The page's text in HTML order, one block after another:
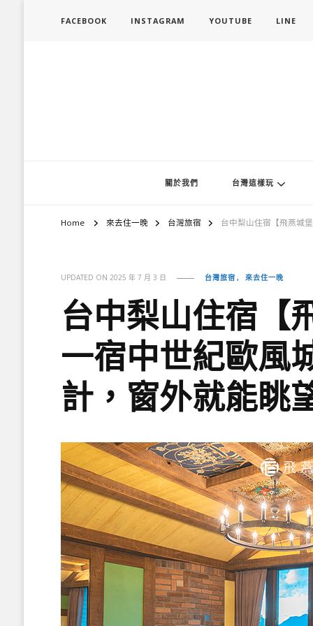
FACEBOOK INSTAGRAM YOUTUBE LINE
關於我們 台灣這樣玩
Home 來去住一晚 台灣旅宿 台中梨山住宿【飛燕城
UPDATED ON 2025 年 7 月 3 日 台灣旅宿 來去住一晚
台中梨山住宿【
一宿中世紀歐風
計，窗外就能眺